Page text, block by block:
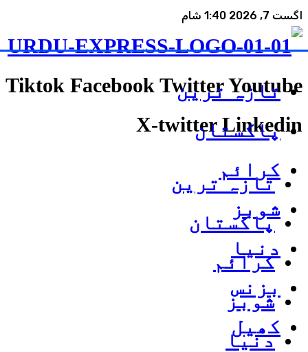
اگست 7, 2026 1:40 شام
Tiktok Facebook Twitter Youtube
X-twitter Linkedin
تازہ ترین
پاکستان
کرائم
شوبز
دنیا
تازہ ترین
پاکستان
کرائم
شوبز
دنیا
بزنس
کھیل